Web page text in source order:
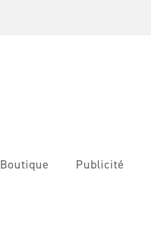
Boutique Publicité